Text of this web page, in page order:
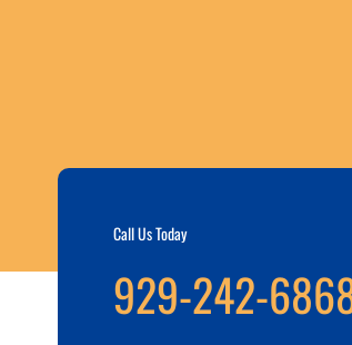
Call Us Today
929-242-